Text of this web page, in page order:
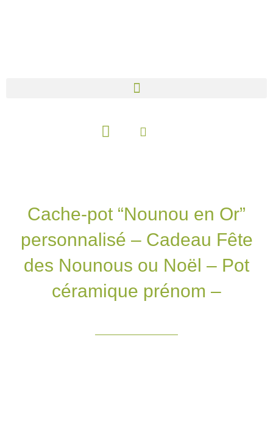
Panier
Cache-pot “Nounou en Or”
personnalisé – Cadeau Fête
des Nounous ou Noël – Pot
céramique prénom –